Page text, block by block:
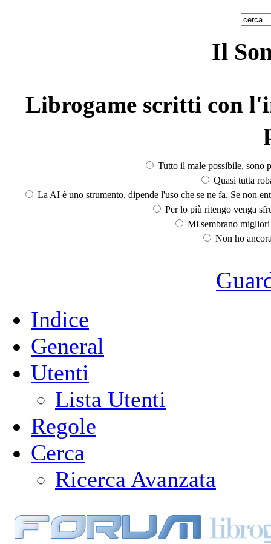
Il
Librogame scritti con
Tutto il male possibile, sono
Quasi tutta
La AI è uno strumento, dipende l'uso che se ne fa. Se non
Per lo più ritengo venga
Mi sembrano
Non ho
Indice
General
Utenti
Lista Utenti
Regole
Cerca
Ricerca Avanzata